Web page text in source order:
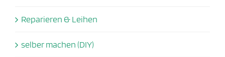
Reparieren & Leihen
selber machen (DIY)